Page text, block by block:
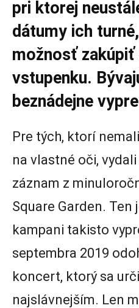
pri ktorej
dátumy ich
možnosť zakúpiť
vstupenku.
beznádejne
Pre tých, ktorí
na vlastné oči,
záznam z
Square Garden. Ten
kampani takisto
septembra 2019
koncert, ktorý sa
najslávnejším. Len